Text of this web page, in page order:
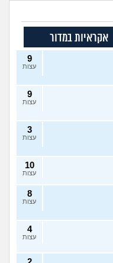
אקראיות במדור
9
עצות
9
עצות
3
עצות
10
עצות
8
עצות
4
עצות